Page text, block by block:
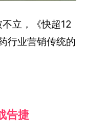
立，《快超12
行业营销传统的
告捷